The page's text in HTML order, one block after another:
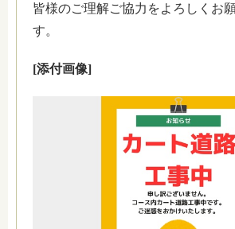
皆様のご理解ご協力をよろしくお
す。
[添付画像]